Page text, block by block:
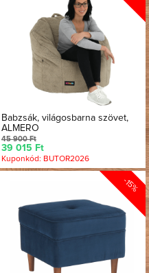
Babzsák, világosbarna szövet,
ALMERO
45 900 Ft
39 015 Ft
Kuponkód: BUTOR2026
-15%